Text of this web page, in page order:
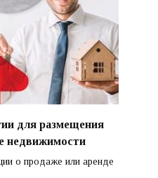
для размещения
недвижимости
о продаже или аренде